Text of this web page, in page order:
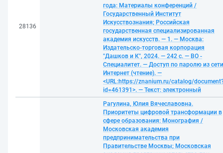
28136
года: Материалы конференций /
Государственный Институт
Искусствознания; Российская
государственная специализированная
академия искусств. — 1. — Москва:
Издательско-торговая корпорация
"Дашков и К", 2024. — 242 с. — ВО -
Специалитет. — Доступ по паролю из сети
Интернет (чтение). —
<URL:https://znanium.ru/catalog/
id=461391>. — Текст: электронный
Рагулина, Юлия Вячеславовна.
Приоритеты цифровой трансформации в
сфере образования: Монография /
Московская академия
предпринимательства при
Правительстве Москвы; Московская